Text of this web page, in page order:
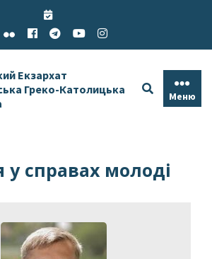
Екзархат
Греко-Католицька
Меню
у справах молоді